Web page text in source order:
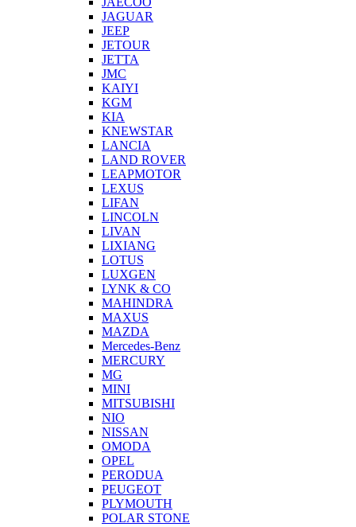
JAGUAR
JEEP
JETOUR
JETTA
JMC
KAIYI
KGM
KIA
KNEWSTAR
LANCIA
LAND ROVER
LEAPMOTOR
LEXUS
LIFAN
LINCOLN
LIVAN
LIXIANG
LOTUS
LUXGEN
LYNK & CO
MAHINDRA
MAXUS
MAZDA
Mercedes-Benz
MERCURY
MG
MINI
MITSUBISHI
NIO
NISSAN
OMODA
OPEL
PERODUA
PEUGEOT
PLYMOUTH
POLAR STONE